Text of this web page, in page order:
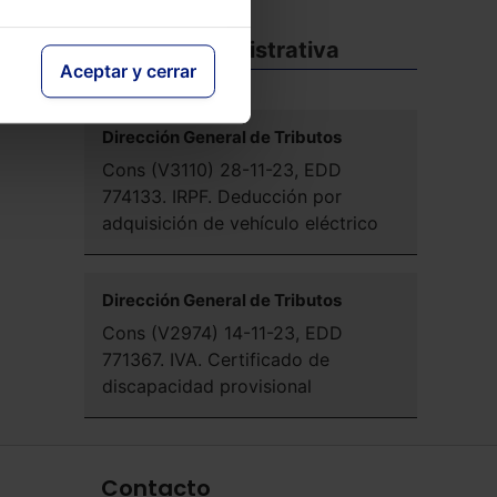
Aceptar y cerrar
Doctrina administrativa
Dirección General de Tributos
Cons (V3110) 28-11-23, EDD
774133. IRPF. Deducción por
adquisición de vehículo eléctrico
Dirección General de Tributos
Cons (V2974) 14-11-23, EDD
771367. IVA. Certificado de
discapacidad provisional
Contacto